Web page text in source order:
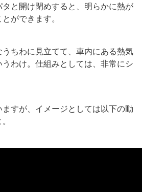
と開け閉めすると、明らかに熱が
ができます。
ちわに見立てて、車内にある熱気
わけ。仕組みとしては、非常にシ
すが、イメージとしては以下の動